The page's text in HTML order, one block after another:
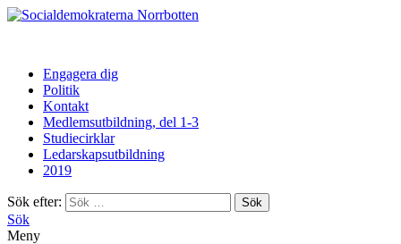
Norrbotten
Engagera dig
Politik
Kontakt
Medlemsutbildning, del 1-3
Studiecirklar
Ledarskapsutbildning
2019
Sök efter:
Sök
Meny